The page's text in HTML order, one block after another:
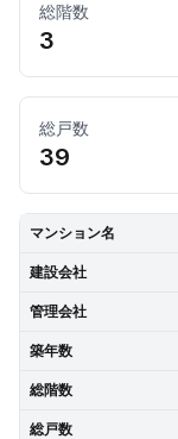
総階数
3
総戸数
39
マンション名
建設会社
管理会社
築年数
総階数
総戸数